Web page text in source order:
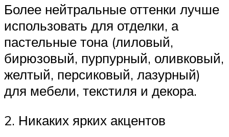
Более нейтральные оттенки лучше
использовать для отделки, а
пастельные тона (лиловый,
бирюзовый, пурпурный, оливковый,
желтый, персиковый, лазурный)
для мебели, текстиля и декора.
2. Никаких ярких акцентов